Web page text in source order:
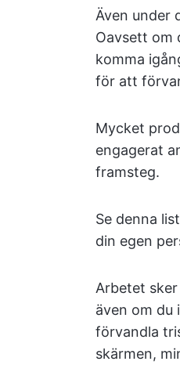
Även under
Oavsett om
komma
för att
Mycket
engagerat
framsteg.
Se denna
din egen
Arbetet
även om du
förvandla
skärmen,